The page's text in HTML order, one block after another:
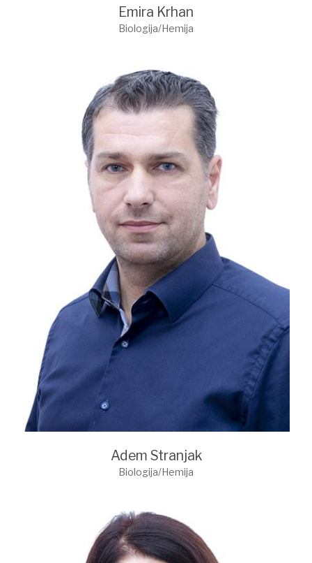
Emira Krhan
Biologija/Hemija
Adem Stranjak
Biologija/Hemija